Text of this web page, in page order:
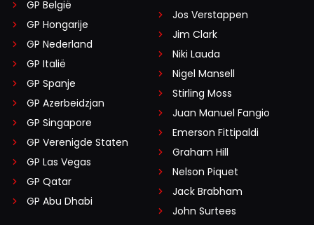
GP België
GP Hongarije
GP Nederland
GP Italië
GP Spanje
GP Azerbeidzjan
GP Singapore
GP Verenigde Staten
GP Las Vegas
GP Qatar
GP Abu Dhabi
Jos Verstappen
Jim Clark
Niki Lauda
Nigel Mansell
Stirling Moss
Juan Manuel Fangio
Emerson Fittipaldi
Graham Hill
Nelson Piquet
Jack Brabham
John Surtees